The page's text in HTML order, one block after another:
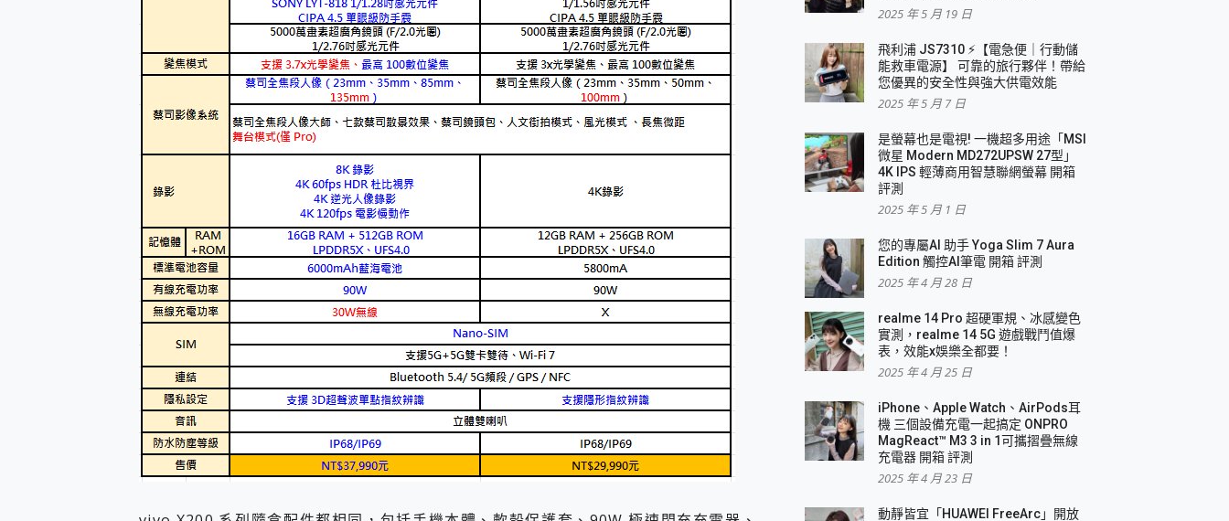
2025 年 5 月 19 日
飛利浦 JS7310 ⚡【電急便｜行動儲
能救車電源】 可靠的旅行夥伴！帶給
您優異的安全性與強大供電效能
2025 年 5 月 7 日
是螢幕也是電視! 一機超多用途「MSI
微星 Modern MD272UPSW 27型」
4K IPS 輕薄商用智慧聯網螢幕 開箱
評測
2025 年 5 月 1 日
您的專屬AI 助手 Yoga Slim 7 Aura
Edition 觸控AI筆電 開箱 評測
2025 年 4 月 28 日
realme 14 Pro 超硬軍規、冰感變色
實測，realme 14 5G 遊戲戰鬥值爆
表，效能x娛樂全都要！
2025 年 4 月 25 日
iPhone、Apple Watch、AirPods耳
機 三個設備充電一起搞定 ONPRO
MagReact™ M3 3 in 1可攜摺疊無線
充電器 開箱 評測
2025 年 4 月 23 日
動靜皆宜「HUAWEI FreeArc」開放